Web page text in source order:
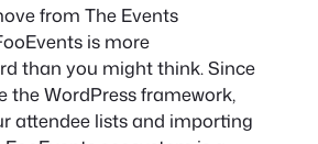
from The Events
is more
than you might think. Since
the WordPress framework,
attendee lists and importing